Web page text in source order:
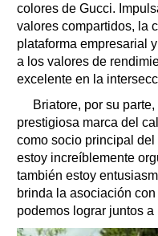
colores de Gucci.
valores compartidos, la
plataforma empresarial
a los valores de
excelente en la
Briatore, por su
prestigiosa marca del
como socio principal
estoy increíblemente
también estoy
brinda la asociación
podemos lograr juntos a